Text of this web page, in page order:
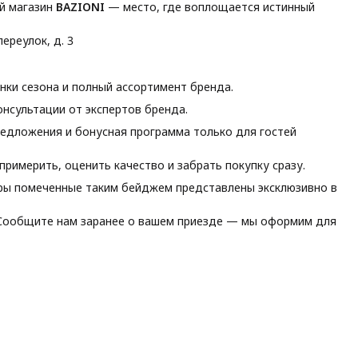
магазин BAZIONI — место, где воплощается истинный
д. 3
сезона и полный ассортимент бренда.
от экспертов бренда.
и бонусная программа только для гостей
оценить качество и забрать покупку сразу.
помеченные таким бейджем представлены эксклюзивно в
нам заранее о вашем приезде — мы оформим для